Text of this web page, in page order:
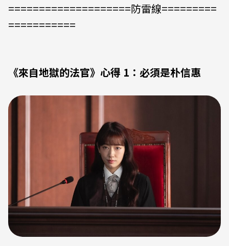
====================防雷線=========
===========
《來自地獄的法官》心得 1：必須是朴信惠